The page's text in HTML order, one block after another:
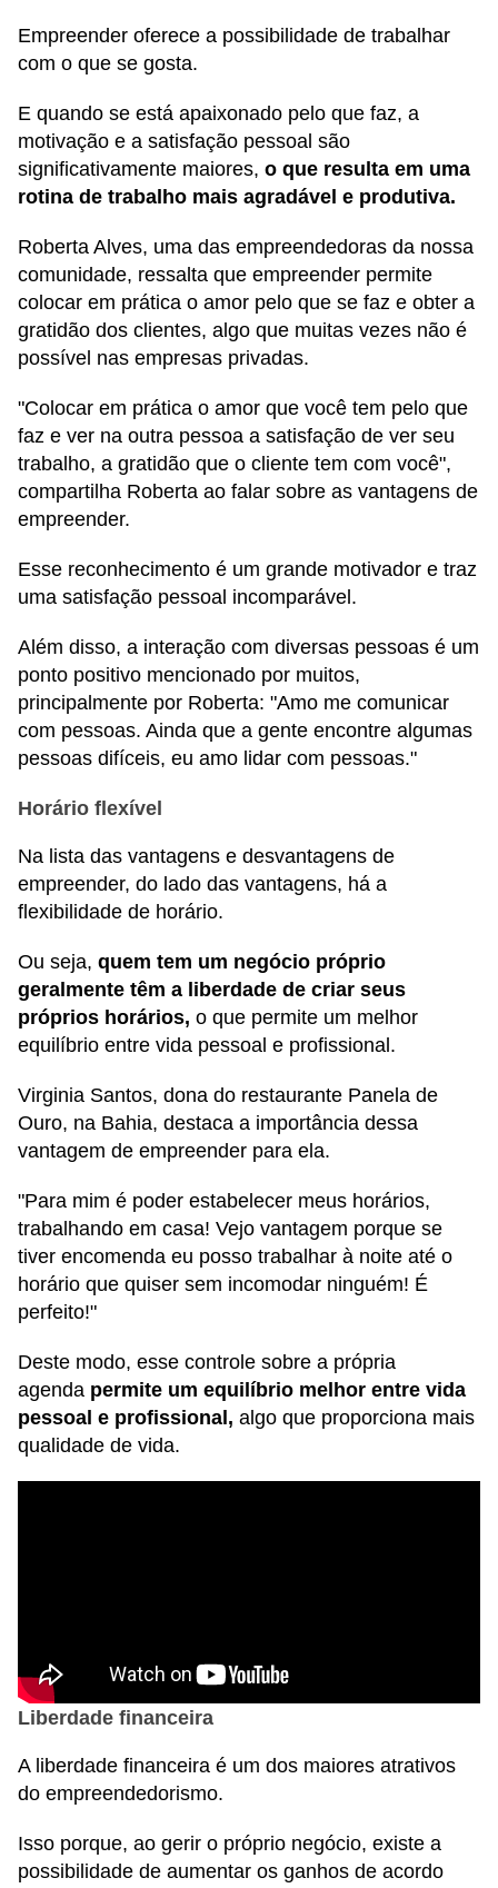
Empreender oferece a possibilidade de trabalhar
com o que se gosta.
E quando se está apaixonado pelo que faz, a
motivação e a satisfação pessoal são
significativamente maiores, o que resulta em uma
rotina de trabalho mais agradável e produtiva.
Roberta Alves, uma das empreendedoras da nossa
comunidade, ressalta que empreender permite
colocar em prática o amor pelo que se faz e obter a
gratidão dos clientes, algo que muitas vezes não é
possível nas empresas privadas.
"Colocar em prática o amor que você tem pelo que
faz e ver na outra pessoa a satisfação de ver seu
trabalho, a gratidão que o cliente tem com você",
compartilha Roberta ao falar sobre as vantagens de
empreender.
Esse reconhecimento é um grande motivador e traz
uma satisfação pessoal incomparável.
Além disso, a interação com diversas pessoas é um
ponto positivo mencionado por muitos,
principalmente por Roberta: "Amo me comunicar
com pessoas. Ainda que a gente encontre algumas
pessoas difíceis, eu amo lidar com pessoas."
Horário flexível
Na lista das vantagens e desvantagens de
empreender, do lado das vantagens, há a
flexibilidade de horário.
Ou seja, quem tem um negócio próprio
geralmente têm a liberdade de criar seus
próprios horários, o que permite um melhor
equilíbrio entre vida pessoal e profissional.
Virginia Santos, dona do restaurante Panela de
Ouro, na Bahia, destaca a importância dessa
vantagem de empreender para ela.
"Para mim é poder estabelecer meus horários,
trabalhando em casa! Vejo vantagem porque se
tiver encomenda eu posso trabalhar à noite até o
horário que quiser sem incomodar ninguém! É
perfeito!"
Deste modo, esse controle sobre a própria
agenda permite um equilíbrio melhor entre vida
pessoal e profissional, algo que proporciona mais
qualidade de vida.
Liberdade financeira
A liberdade financeira é um dos maiores atrativos
do empreendedorismo.
Isso porque, ao gerir o próprio negócio, existe a
possibilidade de aumentar os ganhos de acordo